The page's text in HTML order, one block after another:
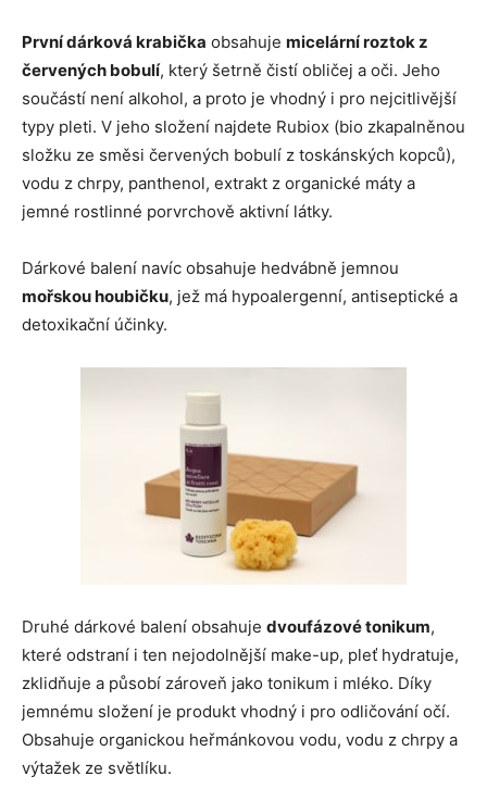
První dárková krabička obsahuje micelární roztok z
červených bobulí, který šetrně čistí obličej a oči. Jeho
součástí není alkohol, a proto je vhodný i pro nejcitlivější
typy pleti. V jeho složení najdete Rubiox (bio zkapalněnou
složku ze směsi červených bobulí z toskánských kopců),
vodu z chrpy, panthenol, extrakt z organické máty a
jemné rostlinné porvrchově aktivní látky.
Dárkové balení navíc obsahuje hedvábně jemnou
mořskou houbičku, jež má hypoalergenní, antiseptické a
detoxikační účinky.
Druhé dárkové balení obsahuje dvoufázové tonikum,
které odstraní i ten nejodolnější make-up, pleť hydratuje,
zklidňuje a působí zároveň jako tonikum i mléko. Díky
jemnému složení je produkt vhodný i pro odličování očí.
Obsahuje organickou heřmánkovou vodu, vodu z chrpy a
výtažek ze světlíku.